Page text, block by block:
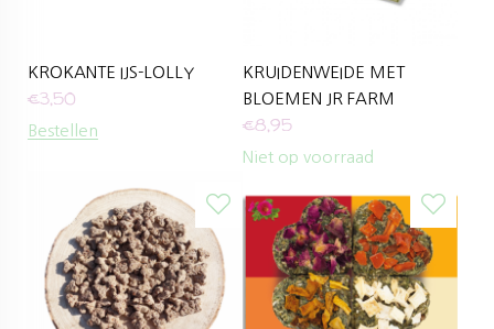
KROKANTE IJS-LOLLY
€3,50
Bestellen
KRUIDENWEIDE MET
BLOEMEN JR FARM
€8,95
Niet op voorraad